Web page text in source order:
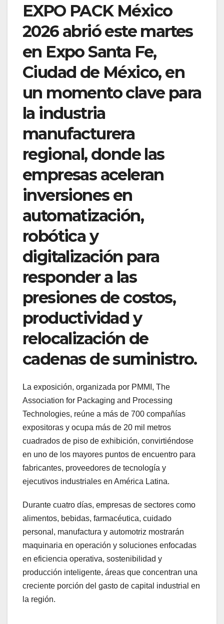
EXPO PACK México
2026 abrió este martes
en Expo Santa Fe,
Ciudad de México, en
un momento clave para
la industria
manufacturera
regional, donde las
empresas aceleran
inversiones en
automatización,
robótica y
digitalización para
responder a las
presiones de costos,
productividad y
relocalización de
cadenas de suministro.
La exposición, organizada por PMMI, The
Association for Packaging and Processing
Technologies, reúne a más de 700 compañías
expositoras y ocupa más de 20 mil metros
cuadrados de piso de exhibición, convirtiéndose
en uno de los mayores puntos de encuentro para
fabricantes, proveedores de tecnología y
ejecutivos industriales en América Latina.
Durante cuatro días, empresas de sectores como
alimentos, bebidas, farmacéutica, cuidado
personal, manufactura y automotriz mostrarán
maquinaria en operación y soluciones enfocadas
en eficiencia operativa, sostenibilidad y
producción inteligente, áreas que concentran una
creciente porción del gasto de capital industrial en
la región.